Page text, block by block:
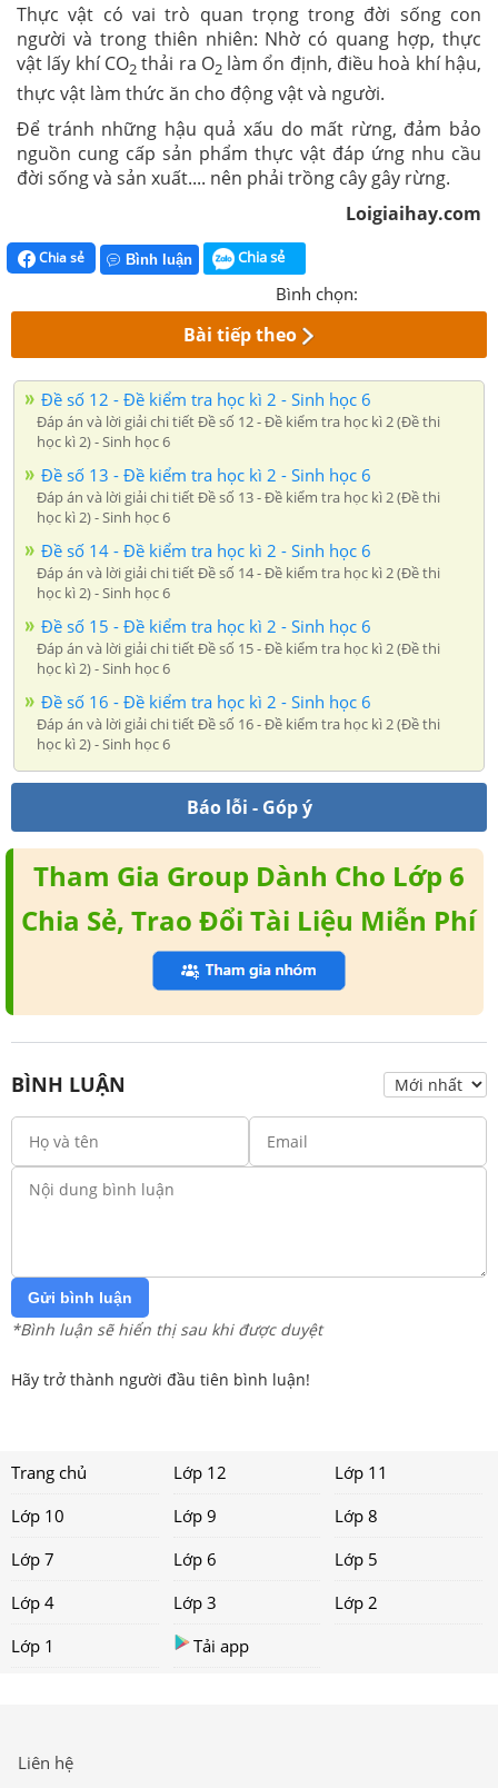
Thực vật có vai trò quan trọng trong đời sống con
người và trong thiên nhiên: Nhờ có quang hợp, thực
vật lấy khí CO2thải ra O2làm ổn định, điều hoà khí hậu,
thực vật làm thức ăn cho động vật và người.
Để tránh những hậu quả xấu do mất rừng, đảm bảo
nguồn cung cấp sản phẩm thực vật đáp ứng nhu cầu
đời sống và sản xuất.... nên phải trồng cây gây rừng.
Loigiaihay.com
Chia sẻ Bình luận Chia sẻ
Bình chọn:
Bài tiếp theo
Đề số 12 - Đề kiểm tra học kì 2 - Sinh học 6
Đáp án và lời giải chi tiết Đề số 12 - Đề kiểm tra học kì 2 (Đề thi
học kì 2) - Sinh học 6
Đề số 13 - Đề kiểm tra học kì 2 - Sinh học 6
Đáp án và lời giải chi tiết Đề số 13 - Đề kiểm tra học kì 2 (Đề thi
học kì 2) - Sinh học 6
Đề số 14 - Đề kiểm tra học kì 2 - Sinh học 6
Đáp án và lời giải chi tiết Đề số 14 - Đề kiểm tra học kì 2 (Đề thi
học kì 2) - Sinh học 6
Đề số 15 - Đề kiểm tra học kì 2 - Sinh học 6
Đáp án và lời giải chi tiết Đề số 15 - Đề kiểm tra học kì 2 (Đề thi
học kì 2) - Sinh học 6
Đề số 16 - Đề kiểm tra học kì 2 - Sinh học 6
Đáp án và lời giải chi tiết Đề số 16 - Đề kiểm tra học kì 2 (Đề thi
học kì 2) - Sinh học 6
Báo lỗi - Góp ý
Tham Gia Group Dành Cho Lớp 6
Chia Sẻ, Trao Đổi Tài Liệu Miễn Phí
BÌNH LUẬN
Gửi bình luận
*Bình luận sẽ hiển thị sau khi được duyệt
Hãy trở thành người đầu tiên bình luận!
Trang chủ Lớp 12
Lớp 11
Lớp 10
Lớp 9
Lớp 8
Lớp 7
Lớp 6
Lớp 5
Lớp 4
Lớp 3
Lớp 2
Lớp 1
Tải app
Liên hệ